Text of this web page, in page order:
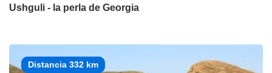
Ushguli - la perla de Georgia
Distancia 332 km